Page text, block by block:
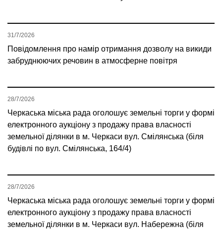
Повідомлення про намір отримання дозволу на викиди
забруднюючих речовин в атмосферне повітря
31/7/2026
Черкаська міська рада оголошує земельні торги у формі
електронного аукціону з продажу права власності
земельної ділянки в м. Черкаси вул. Смілянська (біля
будівлі по вул. Смілянська, 164/4)
28/7/2026
Черкаська міська рада оголошує земельні торги у формі
електронного аукціону з продажу права власності
земельної ділянки в м. Черкаси вул. Набережна (біля
28/7/2026